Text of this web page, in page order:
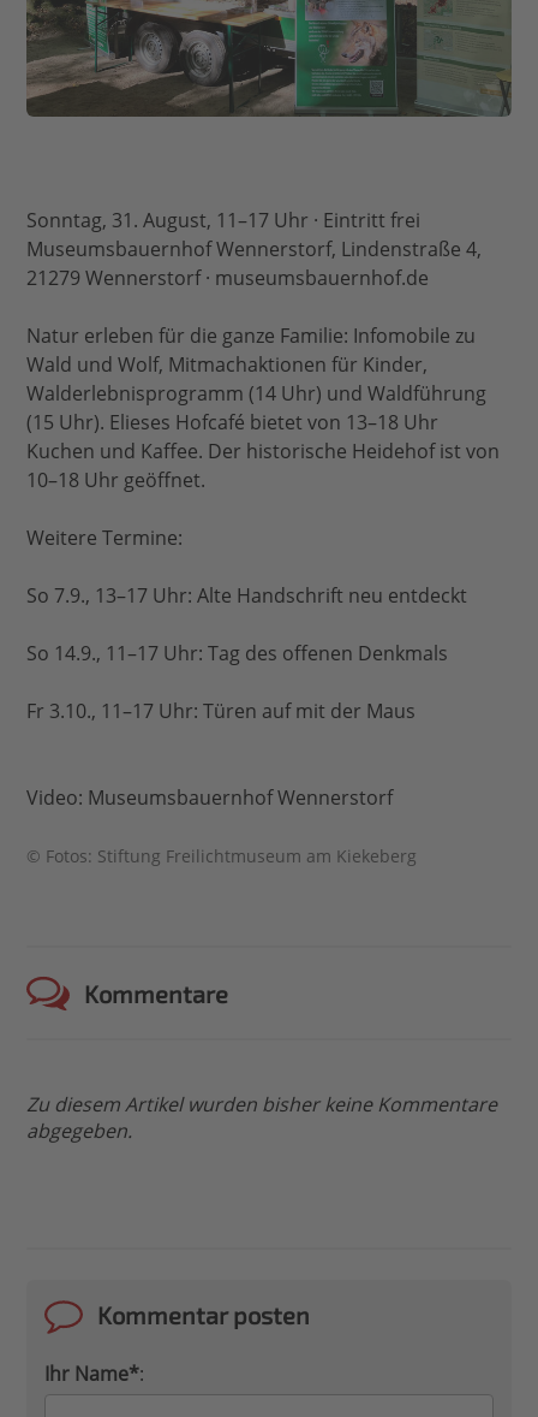
Sonntag, 31. August, 11–17 Uhr · Eintritt frei
Museumsbauernhof Wennerstorf, Lindenstraße 4,
21279 Wennerstorf · museumsbauernhof.de
Natur erleben für die ganze Familie: Infomobile zu
Wald und Wolf, Mitmachaktionen für Kinder,
Walderlebnisprogramm (14 Uhr) und Waldführung
(15 Uhr). Elieses Hofcafé bietet von 13–18 Uhr
Kuchen und Kaffee. Der historische Heidehof ist von
10–18 Uhr geöffnet.
Weitere Termine:
So 7.9., 13–17 Uhr: Alte Handschrift neu entdeckt
So 14.9., 11–17 Uhr: Tag des offenen Denkmals
Fr 3.10., 11–17 Uhr: Türen auf mit der Maus
Video: Museumsbauernhof Wennerstorf
© Fotos: Stiftung Freilichtmuseum am Kiekeberg
Kommentare
Zu diesem Artikel wurden bisher keine Kommentare
abgegeben.
Kommentar posten
Ihr Name*: